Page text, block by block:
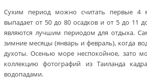
Сухим период можно считать первые 4
выпадает от 50 до 80 осадков и от 5 до 11
являются лучшим периодом для отдыха.
зимние месяцы (январь и февраль), когда
духоты. Осенью море неспокойное, зато
коллекцию фотографий из Таиланда
водопадами.